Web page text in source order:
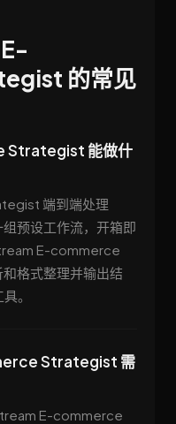
的常见
Strategist 能做什
端到端处理
预设工作流，开箱即
E-commerce
格式整理并输出结
。
Strategist 需
E-commerce